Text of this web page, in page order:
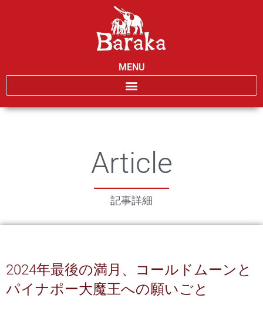
MENU
Article
記事詳細
2024年最後の満月、コールドムーンと
パイナポー大魔王への願いごと